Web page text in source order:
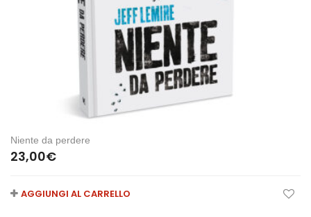
Niente da perdere
23,00€
AGGIUNGI AL CARRELLO